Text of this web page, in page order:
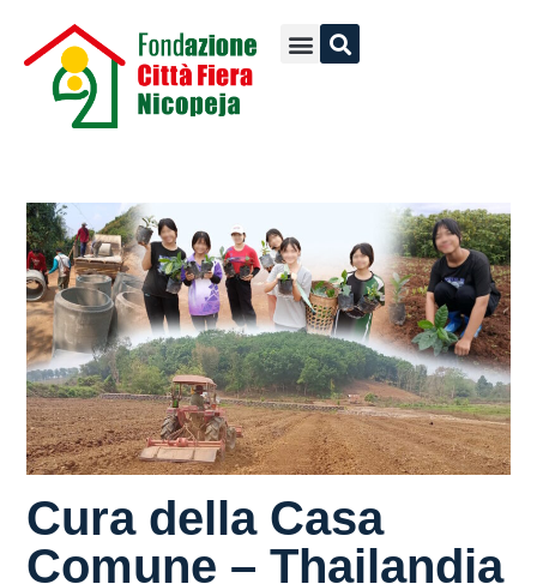
Cura della Casa
Comune – Thailandia